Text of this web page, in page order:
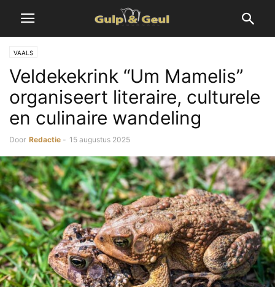
VAALS
Veldekekrink “Um Mamelis”
organiseert literaire, culturele
en culinaire wandeling
Door Redactie - 15 augustus 2025